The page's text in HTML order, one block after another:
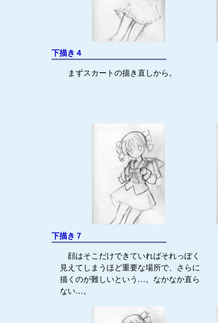
下描き４
まずスカートの描き直しから。
下描き７
顔はそこだけできていればそれっぽく
見えてしまうほど重要な場所で、さらに
描くのが難しいという…。なかなか直ら
ない…。